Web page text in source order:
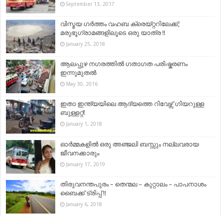
September 13, 2017
വിസ്മയ ഗര്‍ത്തം വഹബ ക്രെയ്റ്ററിലേക്ക്;
മരുഭൂഗ്രാമങ്ങളിലൂടെ ഒരു യാത്ര !!
January 25, 2018
ആലപ്പുഴ നഗരത്തിൽ ഗതാഗത പരിഷ്കരണം
ഇന്നുമുതൽ
May 30, 2016
ഇതാ ഇന്ത്യയിലെ ആദ്യത്തെ റിവേഴ്സ് ഗിയറുള്ള
ബുള്ളറ്റ്!
January 1, 2018
ഓര്‍മ്മകളില്‍ ഒരു അഞ്ജലി ബസ്സും നല്ലവരായ
ജീവനക്കാരും
January 17, 2019
തിരുവനന്തപുരം – തെന്മല – കുറ്റാലം – പാപനാശം
ബൈക്ക് ട്രിപ്പ് !!
January 6, 2018